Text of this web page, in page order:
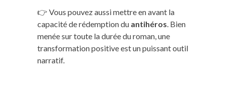
👉 Vous pouvez aussi mettre en avant la
capacité de rédemption du antihéros. Bien
menée sur toute la durée du roman, une
transformation positive est un puissant outil
narratif.